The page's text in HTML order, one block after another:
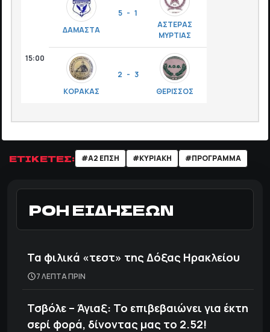
ΔΑΜΑΣΤΑ
5 - 1
ΑΣΤΕΡΑΣ
ΜΥΡΤΙΑΣ
15:00
ΚΟΡΑΚΑΣ
2 - 3
ΘΕΡΙΣΣΟΣ
ΕΤΙΚΕΤΕΣ: #Α2 ΕΠΣΗ #ΚΥΡΙΑΚΗ #ΠΡΟΓΡΑΜΜΑ
ΡΟΗ ΕΙΔΗΣΕΩΝ
Τα φιλικά «τεστ» της Δόξας Ηρακλείου
7 ΛΕΠΤΑ ΠΡΙΝ
Τσβόλε – Άγιαξ: Το επιβεβαιώνει για έκτη
σερί φορά, δίνοντας μας το 2.52!